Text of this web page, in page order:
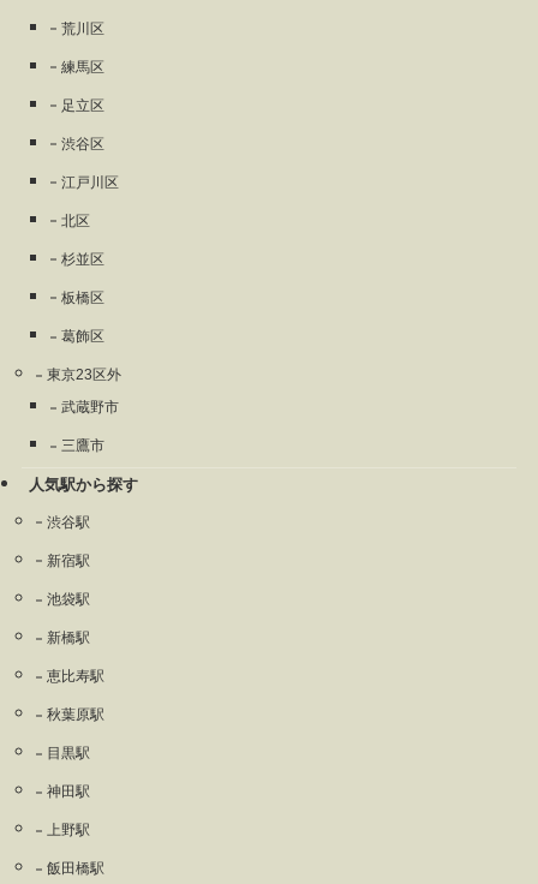
荒川区
練馬区
足立区
渋谷区
江戸川区
北区
杉並区
板橋区
葛飾区
東京23区外
武蔵野市
三鷹市
人気駅から探す
渋谷駅
新宿駅
池袋駅
新橋駅
恵比寿駅
秋葉原駅
目黒駅
神田駅
上野駅
飯田橋駅